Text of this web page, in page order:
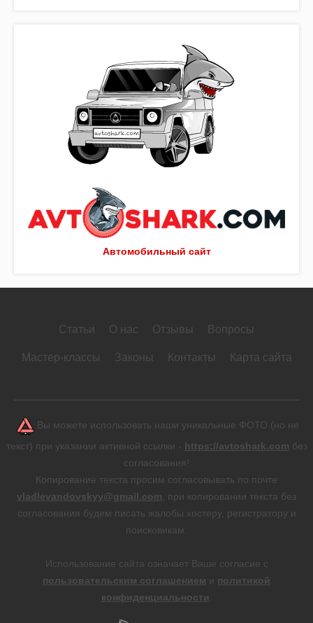
Автомобильный сайт
Статьи О нас Отзывы Вопросы
Мастер-классы Законы Контакты Карта сайта
Вы можете использовать наши уникальные ФОТО (но не
текст) при указании активной ссылки - https://avtoshark.com без
согласования!
Копирование текста просим согласовывать по почте
vladlevandovskyy@gmail.com , при копировании текста без
согласования будем писать жалобы хостеру, регистратору и
поисковикам.
Использование сайта означает Ваше согласие с
пользовательским соглашением и политикой
конфиденциальности